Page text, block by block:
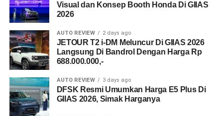
Visual dan Konsep Booth Honda Di GIIAS
2026
AUTO REVIEW 2 days ago
JETOUR T2 i-DM Meluncur Di GIIAS 2026
Langsung Di Bandrol Dengan Harga Rp
688.000.000,-
AUTO REVIEW 3 days ago
DFSK Resmi Umumkan Harga E5 Plus Di
GIIAS 2026, Simak Harganya